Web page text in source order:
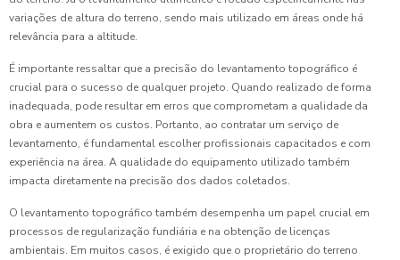
variações de altura do terreno, sendo mais utilizado em áreas onde há
relevância para a altitude.
É importante ressaltar que a precisão do levantamento topográfico é
crucial para o sucesso de qualquer projeto. Quando realizado de forma
inadequada, pode resultar em erros que comprometam a qualidade da
obra e aumentem os custos. Portanto, ao contratar um serviço de
levantamento, é fundamental escolher profissionais capacitados e com
experiência na área. A qualidade do equipamento utilizado também
impacta diretamente na precisão dos dados coletados.
O levantamento topográfico também desempenha um papel crucial em
processos de regularização fundiária e na obtenção de licenças
ambientais. Em muitos casos, é exigido que o proprietário do terreno